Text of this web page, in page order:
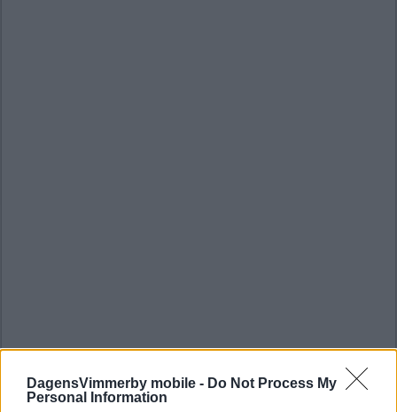
DagensVimmerby mobile - Do Not Process My
Personal Information